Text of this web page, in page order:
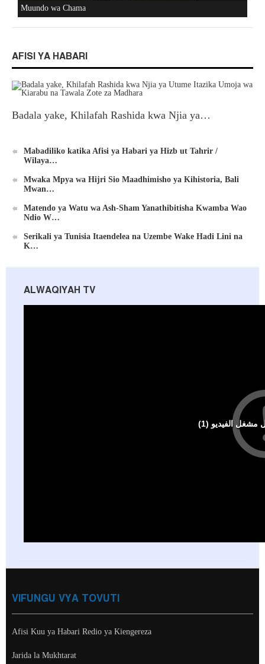
Muundo wa Chama
AFISI YA HABARI
Badala yake, Khilafah Rashida kwa Njia ya…
Mabadiliko katika Afisi ya Habari ya Hizb ut Tahrir /
Wilaya…
Mwaka Mpya wa Hijri Sio Maadhimisho ya Kihistoria, Bali
Mwan…
Matendo ya Watu wa Ash-Sham Yanathibitisha Kwamba Wao
Ndio W…
Serikali ya Tunisia Itaendelea na Uzembe Wake Hadi Lini na
K…
ALWAQIYAH TV
VIFUNGU VYA TOVUTI
Afisi Kuu ya Habari Redio ya Kiengereza
Jarida la Mukhtarat